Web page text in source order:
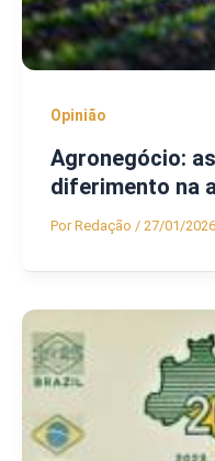
Opinião
Agronegócio:
diferimento na
PorRedação / 27/01/2026